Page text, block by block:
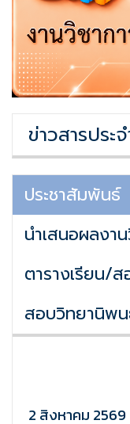
ข่าวสารประ
ประชาสัมพันธ์
นำเสนอผลงา
ตารางเรียน/ส
สอบวิทยานิพ
2 สิงหาคม 2569